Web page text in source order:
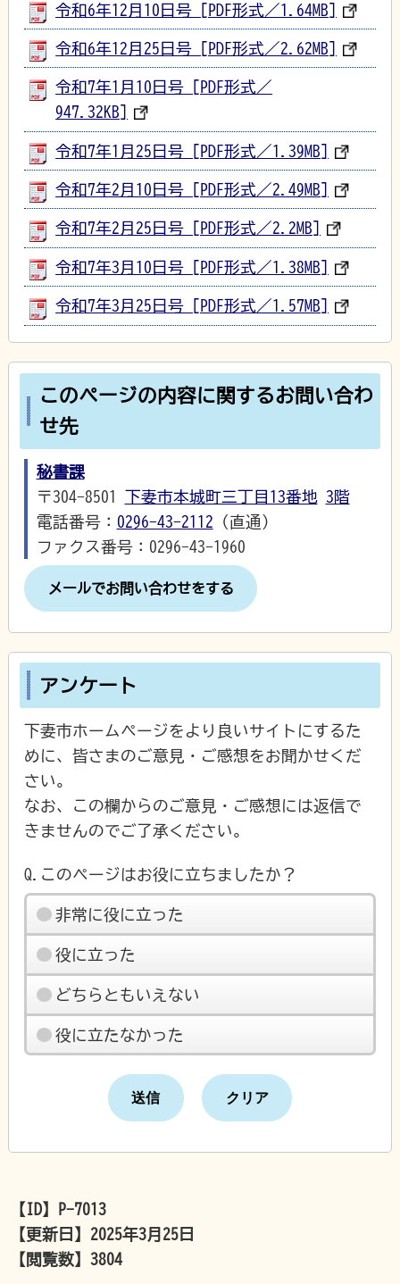
令和6年12月10日号 [PDF形式／1.64MB]
令和6年12月25日号 [PDF形式／2.62MB]
令和7年1月10日号 [PDF形式／
947.32KB]
令和7年1月25日号 [PDF形式／1.39MB]
令和7年2月10日号 [PDF形式／2.49MB]
令和7年2月25日号 [PDF形式／2.2MB]
令和7年3月10日号 [PDF形式／1.38MB]
令和7年3月25日号 [PDF形式／1.57MB]
このページの内容に関するお問い合わ
せ先
秘書課
〒304-8501 下妻市本城町三丁目13番地 3階
電話番号： 0296-43-2112 （直通）
ファクス番号：0296-43-1960
メールでお問い合わせをする
アンケート
下妻市ホームページをより良いサイトにするた
めに、皆さまのご意見・ご感想をお聞かせくだ
さい。
なお、この欄からのご意見・ご感想には返信で
きませんのでご了承ください。
Q.このページはお役に立ちましたか？
非常に役に立った
役に立った
どちらともいえない
役に立たなかった
【ID】
P-7013
【更新日】 2025年3月25日
【閲覧数】3804